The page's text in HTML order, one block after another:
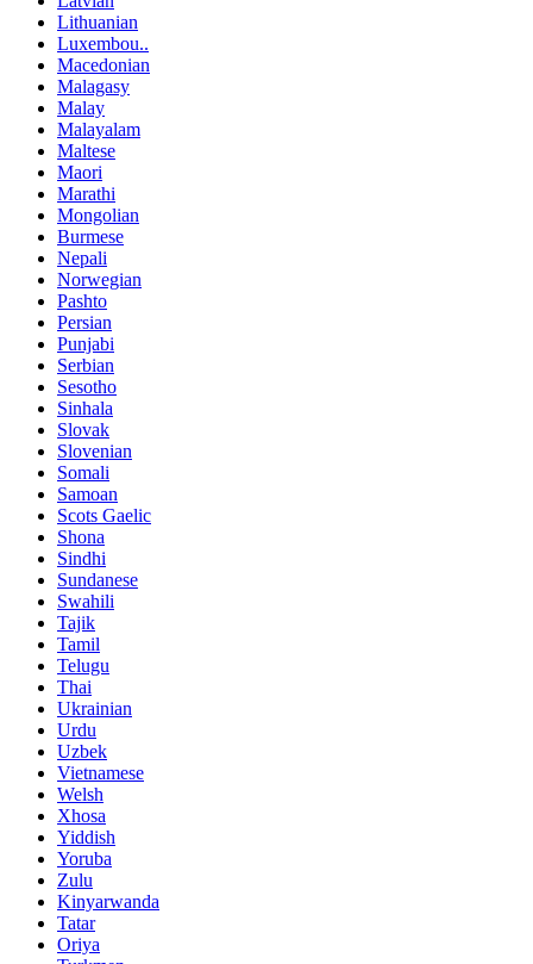
Lithuanian
Luxembou..
Macedonian
Malagasy
Malay
Malayalam
Maltese
Maori
Marathi
Mongolian
Burmese
Nepali
Norwegian
Pashto
Persian
Punjabi
Serbian
Sesotho
Sinhala
Slovak
Slovenian
Somali
Samoan
Scots Gaelic
Shona
Sindhi
Sundanese
Swahili
Tajik
Tamil
Telugu
Thai
Ukrainian
Urdu
Uzbek
Vietnamese
Welsh
Xhosa
Yiddish
Yoruba
Zulu
Kinyarwanda
Tatar
Oriya